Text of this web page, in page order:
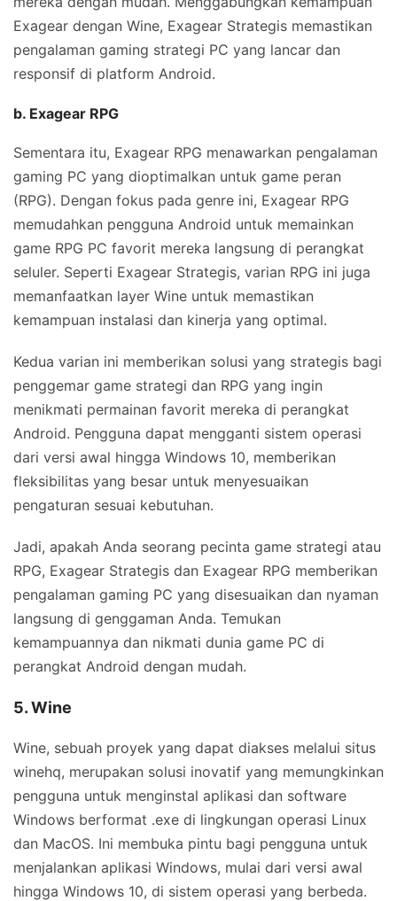
Exagear dengan Wine, Exagear Strategis memastikan
pengalaman gaming strategi PC yang lancar dan
responsif di platform Android.
b. Exagear RPG
Sementara itu, Exagear RPG menawarkan pengalaman
gaming PC yang dioptimalkan untuk game peran
(RPG). Dengan fokus pada genre ini, Exagear RPG
memudahkan pengguna Android untuk memainkan
game RPG PC favorit mereka langsung di perangkat
seluler. Seperti Exagear Strategis, varian RPG ini juga
memanfaatkan layer Wine untuk memastikan
kemampuan instalasi dan kinerja yang optimal.
Kedua varian ini memberikan solusi yang strategis bagi
penggemar game strategi dan RPG yang ingin
menikmati permainan favorit mereka di perangkat
Android. Pengguna dapat mengganti sistem operasi
dari versi awal hingga Windows 10, memberikan
fleksibilitas yang besar untuk menyesuaikan
pengaturan sesuai kebutuhan.
Jadi, apakah Anda seorang pecinta game strategi atau
RPG, Exagear Strategis dan Exagear RPG memberikan
pengalaman gaming PC yang disesuaikan dan nyaman
langsung di genggaman Anda. Temukan
kemampuannya dan nikmati dunia game PC di
perangkat Android dengan mudah.
5. Wine
Wine, sebuah proyek yang dapat diakses melalui situs
winehq, merupakan solusi inovatif yang memungkinkan
pengguna untuk menginstal aplikasi dan software
Windows berformat .exe di lingkungan operasi Linux
dan MacOS. Ini membuka pintu bagi pengguna untuk
menjalankan aplikasi Windows, mulai dari versi awal
hingga Windows 10, di sistem operasi yang berbeda.